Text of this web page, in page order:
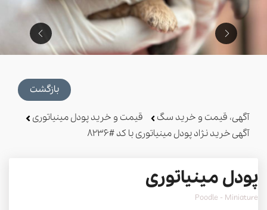
بازگشت
آگهی، قیمت و خرید سگ
قیمت و خرید پودل مینیاتوری
آگهی خرید نژاد پودل مینیاتوری با کد #8236
پودل مینیاتوری
Poodle - Miniature